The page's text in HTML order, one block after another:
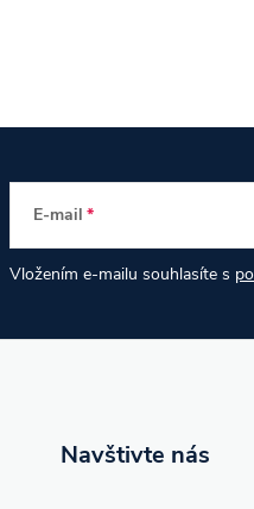
E-mail
Vložením e-mailu souhlasíte s
Navštivte nás